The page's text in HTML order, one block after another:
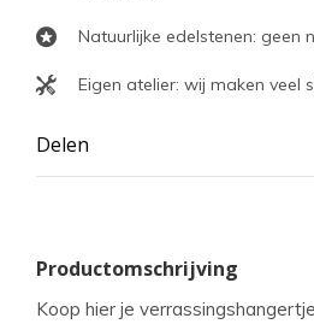
Natuurlijke edelstenen: geen
Eigen atelier: wij maken veel
Delen
Productomschrijving
Koop hier je